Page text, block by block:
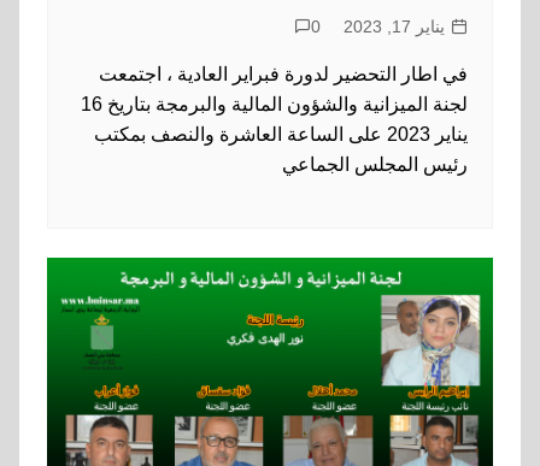
يناير 17, 2023 0
في اطار التحضير لدورة فبراير العادية ، اجتمعت
لجنة الميزانية والشؤون المالية والبرمجة بتاريخ 16
يناير 2023 على الساعة العاشرة والنصف بمكتب
رئيس المجلس الجماعي